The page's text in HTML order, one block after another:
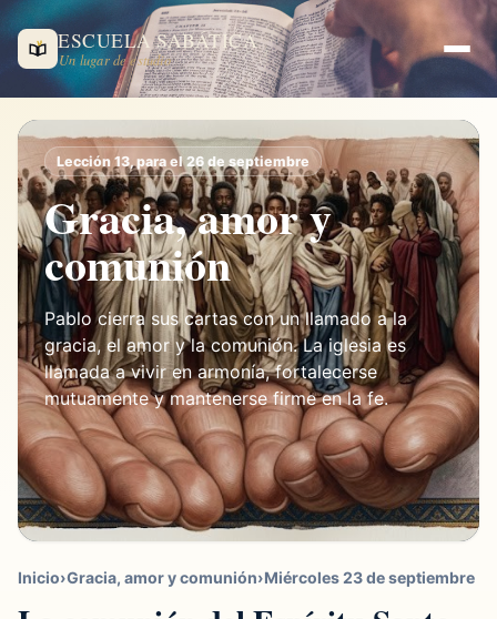
ESCUELA SABÁTICA
Un lugar de estudio
Lección 13, para el 26 de septiembre
Gracia, amor y
comunión
Pablo cierra sus cartas con un llamado a la
gracia, el amor y la comunión. La iglesia es
llamada a vivir en armonía, fortalecerse
mutuamente y mantenerse firme en la fe.
Inicio›Gracia, amor y comunión›Miércoles 23 de septiembre